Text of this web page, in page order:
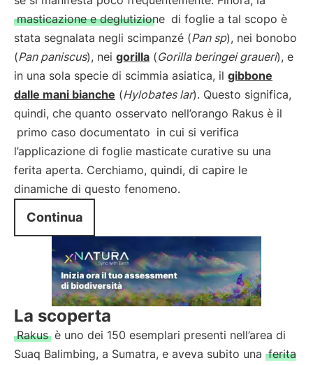
masticazione e deglutizione di foglie a tal scopo è
stata segnalata negli scimpanzé (Pan sp), nei bonobo
(Pan paniscus), nei gorilla (Gorilla beringei graueri), e
in una sola specie di scimmia asiatica, il gibbone
dalle mani bianche (Hylobates lar). Questo significa,
quindi, che quanto osservato nell’orango Rakus è il
primo caso documentato in cui si verifica
l’applicazione di foglie masticate curative su una
ferita aperta. Cerchiamo, quindi, di capire le
dinamiche di questo fenomeno.
Continua
La scoperta
Rakus è uno dei 150 esemplari presenti nell’area di
Suaq Balimbing, a Sumatra, e aveva subito una ferita